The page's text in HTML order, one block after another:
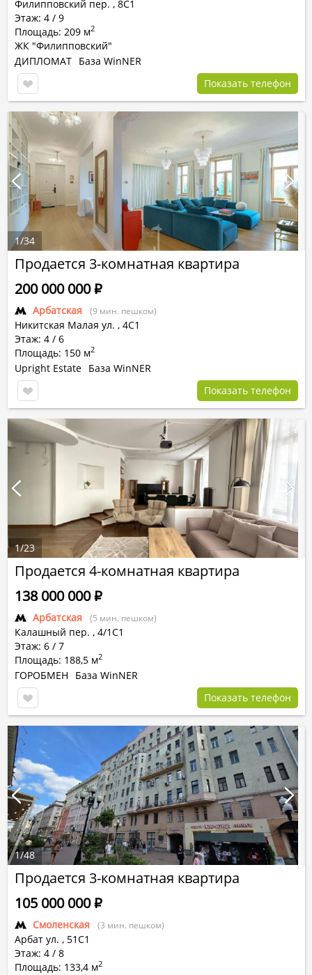
Филипповский пер. , 8С1
Этаж: 4 / 9
Площадь: 209 м2
ЖК "Филипповский"
ДИПЛОМАТ База WinNER
Показать телефон
Продается 3-комнатная квартира
Арбатская (9 мин. пешком)
Никитская Малая ул. , 4С1
Этаж: 4 / 6
Площадь: 150 м2
200 000 000Р
Upright Estate База WinNER
Показать телефон
1/34
Продается 4-комнатная квартира
Арбатская (5 мин. пешком)
Калашный пер. , 4/1С1
Этаж: 6 / 7
Площадь: 188,5 м2
138 000 000Р
ГОРОБМЕН
База WinNER
Показать телефон
1/23
Продается 3-комнатная квартира
Смоленская (3 мин. пешком)
Арбат ул. , 51С1
Этаж: 4 / 8
Площадь: 133,4 м2
105 000 000Р
1/48